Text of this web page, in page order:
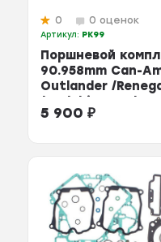
0 0 оценок
Артикул: PK99
Поршневой
90.958mm Can-
Outlander /
/G1 /Ski-Doo
5 900₽